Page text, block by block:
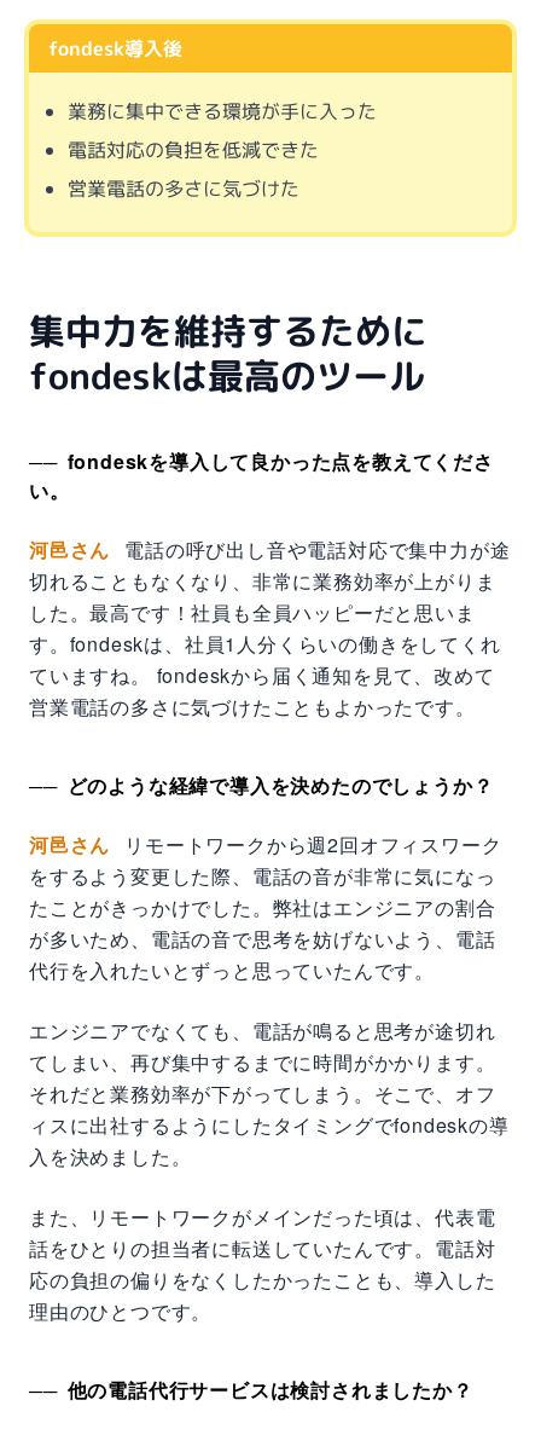
fondesk導入後
業務に集中できる環境が手に入った
電話対応の負担を低減できた
営業電話の多さに気づけた
集中力を維持するために
fondeskは最高のツール
fondeskを導入して良かった点を教えてくださ
い。
河邑さん
電話の呼び出し音や電話対応で集中力が途
切れることもなくなり、非常に業務効率が上がりま
した。最高です！社員も全員ハッピーだと思いま
す。fondeskは、社員1人分くらいの働きをしてくれ
ていますね。 fondeskから届く通知を見て、改めて
営業電話の多さに気づけたこともよかったです。
どのような経緯で導入を決めたのでしょうか？
河邑さん
リモートワークから週2回オフィスワーク
をするよう変更した際、電話の音が非常に気になっ
たことがきっかけでした。弊社はエンジニアの割合
が多いため、電話の音で思考を妨げないよう、電話
代行を入れたいとずっと思っていたんです。
エンジニアでなくても、電話が鳴ると思考が途切れ
てしまい、再び集中するまでに時間がかかります。
それだと業務効率が下がってしまう。そこで、オフ
ィスに出社するようにしたタイミングでfondeskの導
入を決めました。
また、リモートワークがメインだった頃は、代表電
話をひとりの担当者に転送していたんです。電話対
応の負担の偏りをなくしたかったことも、導入した
理由のひとつです。
他の電話代行サービスは検討されましたか？